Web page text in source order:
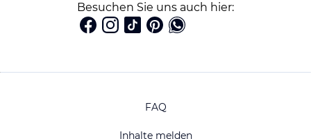
Besuchen Sie uns auch hier:
FAQ
Inhalte melden